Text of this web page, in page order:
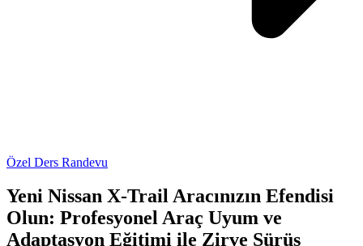
Özel Ders Randevu
Yeni Nissan X-Trail Aracınızın Efendisi
Olun: Profesyonel Araç Uyum ve
Adaptasyon Eğitimi ile Zirve Sürüş